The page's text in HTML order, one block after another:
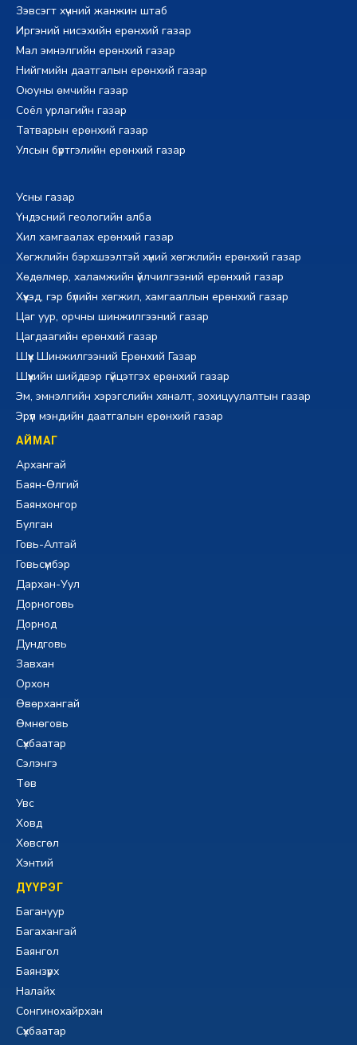
Зэвсэгт хүчний жанжин штаб
Иргэний нисэхийн ерөнхий газар
Мал эмнэлгийн ерөнхий газар
Нийгмийн даатгалын ерөнхий газар
Оюуны өмчийн газар
Соёл урлагийн газар
Татварын ерөнхий газар
Улсын бүртгэлийн ерөнхий газар
Усны газар
Үндэсний геологийн алба
Хил хамгаалах ерөнхий газар
Хөгжлийн бэрхшээлтэй хүний хөгжлийн ерөнхий газар
Хөдөлмөр, халамжийн үйлчилгээний ерөнхий газар
Хүүхэд, гэр бүлийн хөгжил, хамгааллын ерөнхий газар
Цаг уур, орчны шинжилгээний газар
Цагдаагийн ерөнхий газар
Шүүх Шинжилгээний Ерөнхий Газар
Шүүхийн шийдвэр гүйцэтгэх ерөнхий газар
Эм, эмнэлгийн хэрэгслийн хяналт, зохицуулалтын газар
Эрүүл мэндийн даатгалын ерөнхий газар
АЙМАГ
Архангай
Баян-Өлгий
Баянхонгор
Булган
Говь-Алтай
Говьсүмбэр
Дархан-Уул
Дорноговь
Дорнод
Дундговь
Завхан
Орхон
Өвөрхангай
Өмнөговь
Сүхбаатар
Сэлэнгэ
Төв
Увс
Ховд
Хөвсгөл
Хэнтий
ДҮҮРЭГ
Багануур
Багахангай
Баянгол
Баянзүрх
Налайх
Сонгинохайрхан
Сүхбаатар